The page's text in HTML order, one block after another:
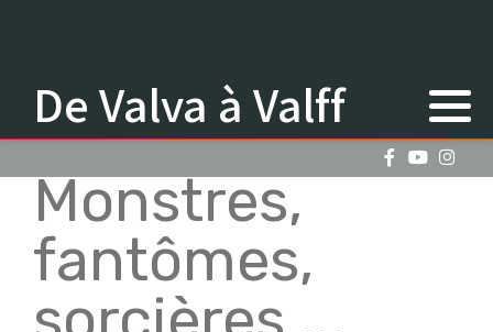
De Valva à Valff
Monstres,
fantômes,